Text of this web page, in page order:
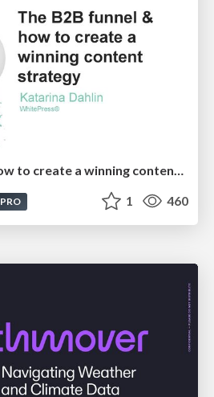
The B2B funnel & how to create a winning content strategy
PRO 1 460